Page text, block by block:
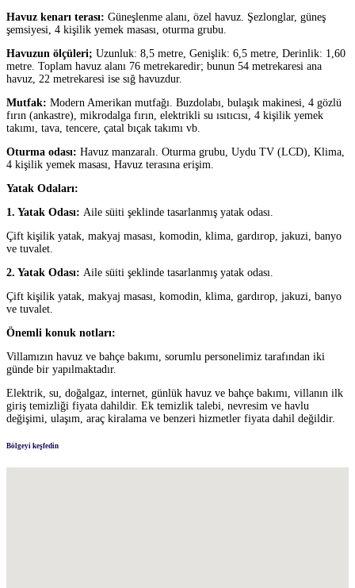
Havuz kenarı terası: Güneşlenme alanı, özel havuz. Şezlonglar, güneş
şemsiyesi, 4 kişilik yemek masası, oturma grubu.
Havuzun ölçüleri; Uzunluk: 8,5 metre, Genişlik: 6,5 metre, Derinlik: 1,60
metre. Toplam havuz alanı 76 metrekaredir; bunun 54 metrekaresi ana
havuz, 22 metrekaresi ise sığ havuzdur.
Mutfak: Modern Amerikan mutfağı. Buzdolabı, bulaşık makinesi, 4 gözlü
fırın (ankastre), mikrodalga fırın, elektrikli su ısıtıcısı, 4 kişilik yemek
takımı, tava, tencere, çatal bıçak takımı vb.
Oturma odası: Havuz manzaralı. Oturma grubu, Uydu TV (LCD), Klima,
4 kişilik yemek masası, Havuz terasına erişim.
Yatak Odaları:
1. Yatak Odası: Aile süiti şeklinde tasarlanmış yatak odası.
Çift kişilik yatak, makyaj masası, komodin, klima, gardırop, jakuzi, banyo
ve tuvalet.
2. Yatak Odası: Aile süiti şeklinde tasarlanmış yatak odası.
Çift kişilik yatak, makyaj masası, komodin, klima, gardırop, jakuzi, banyo
ve tuvalet.
Önemli konuk notları:
Villamızın havuz ve bahçe bakımı, sorumlu personelimiz tarafından iki
günde bir yapılmaktadır.
Elektrik, su, doğalgaz, internet, günlük havuz ve bahçe bakımı, villanın ilk
giriş temizliği fiyata dahildir. Ek temizlik talebi, nevresim ve havlu
değişimi, ulaşım, araç kiralama ve benzeri hizmetler fiyata dahil değildir.
Bölgeyi keşfedin